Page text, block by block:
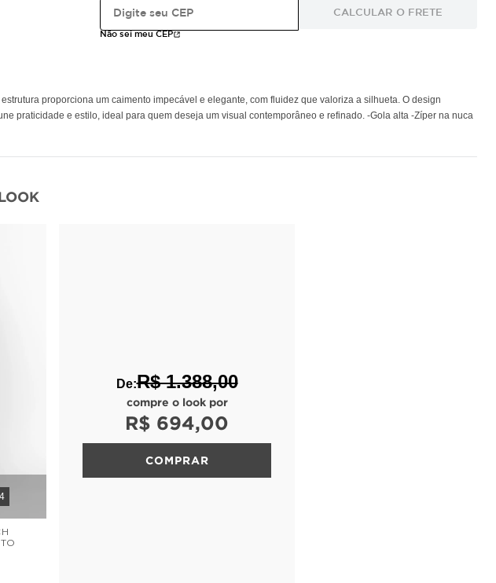
CALCULAR O FRETE
Não sei meu CEP
proporciona um caimento impecável e elegante, com fluidez que valoriza a silhueta. O design
praticidade e estilo, ideal para quem deseja um visual contemporâneo e refinado. -Gola alta -Zíper na nuca
De:R$ 1.388,00
compre o look por
R$ 694,00
COMPRAR